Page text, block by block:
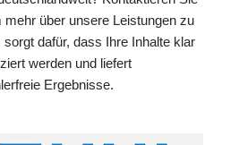
mehr über unsere Leistungen zu
dafür, dass Ihre Inhalte klar
werden und liefert
Ergebnisse.